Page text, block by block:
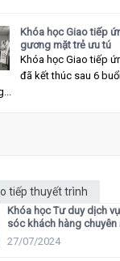
Khóa học Giao tiếp
gương mặt trẻ ưu tú
Khóa học Giao tiếp
đã kết thúc sau 6
tiếp thuyết trình
Khóa học Tư duy dịch
sóc khách hàng chuyên
27/07/2024